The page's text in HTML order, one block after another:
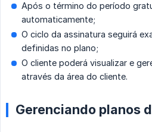
Após o término do período
automaticamente;
O ciclo da assinatura seguirá
definidas no plano;
O cliente poderá visualizar e
através da área do cliente.
Gerenciando planos